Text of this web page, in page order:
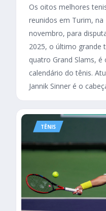
Os oitos melhores
reunidos em Turim,
novembro, para
2025, o último grande
quatro Grand Slams,
calendário do tênis.
Jannik Sinner é o
TÊNIS